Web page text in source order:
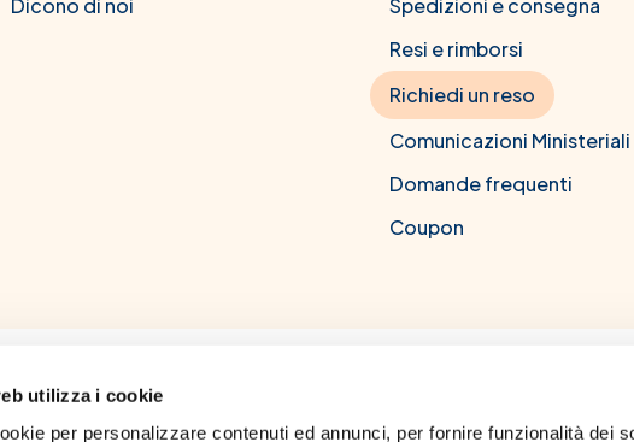
utilizza i cookie
per personalizzare contenuti ed annunci, per fornire funzionalità dei
Dicono di noi
Spedizioni e consegna
Resi e rimborsi
Richiedi un reso
Comunicazioni Ministeriali
Domande frequenti
Coupon
Mario, iscritto all'albo dei farmacisti di Napoli, numero 8239. Titolo
di Napoli Federico II. Codice deontologico dell'ordine dei farmacisti.